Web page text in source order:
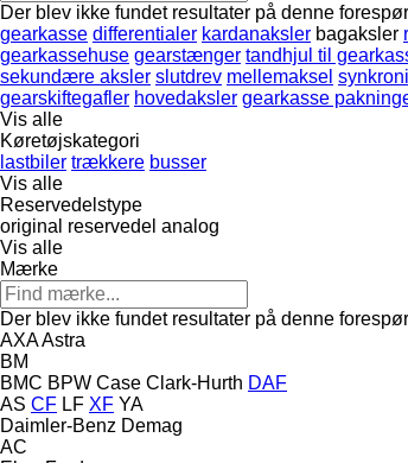
Der blev ikke fundet resultater på denne
gearkasse differentialer kardanaksler bagaksler
gearkassehuse gearstænger tandhjul til
sekundære aksler slutdrev mellemaksel
gearskiftegafler hovedaksler gearkasse
Vis alle
Køretøjskategori
lastbiler trækkere busser
Vis alle
Reservedelstype
original reservedel analog
Vis alle
Mærke
Der blev ikke fundet resultater på denne
AXAAstra
BM
BMC BPW Case Clark-Hurth DAF
AS CF LF XF YA
Daimler-Benz Demag
AC